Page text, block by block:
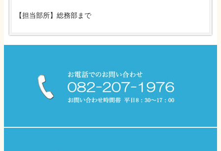
【担当部所】総務部まで